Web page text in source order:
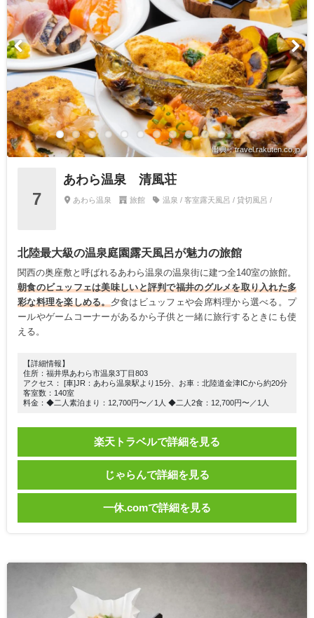
出典：travel.rakuten.co.jp
7
あわら温泉 清風荘
あわら温泉 旅館 温泉 / 客室露天風呂 / 貸切風呂 /
北陸最大級の温泉庭園露天風呂が魅力の旅館
関西の奥座敷と呼ばれるあわら温泉の温泉街に建つ全140室の旅館。
朝食のビュッフェは美味しいと評判で福井のグルメを取り入れた多
彩な料理を楽しめる。 夕食はビュッフェや会席料理から選べる。プ
ールやゲームコーナーがあるから子供と一緒に旅行するときにも使
える。
【詳細情報】
住所：福井県あわら市温泉3丁目803
アクセス： [車]JR：あわら温泉駅より15分、お車：北陸道金津ICから約20分
客室数：140室
料金：◆二人素泊まり：12,700円〜／1人 ◆二人2食：12,700円〜／1人
楽天トラベルで詳細を見る
じゃらんで詳細を見る
一休.comで詳細を見る